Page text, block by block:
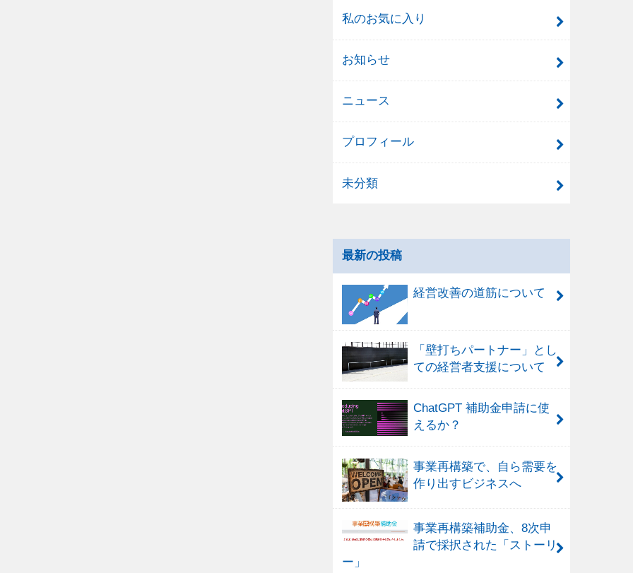
私のお気に入り
お知らせ
ニュース
プロフィール
未分類
最新の投稿
経営改善の道筋について
「壁打ちパートナー」とし
ての経営者支援について
ChatGPT 補助金申請に使
えるか？
事業再構築で、自ら需要を
作り出すビジネスへ
事業再構築補助金、8次申
請で採択された「ストーリ
ー」